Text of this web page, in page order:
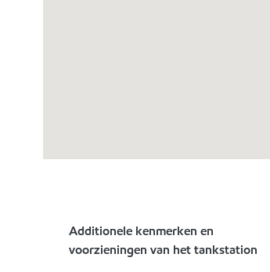
Additionele kenmerken en
voorzieningen van het tankstation